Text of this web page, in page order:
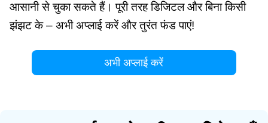
आसानी से चुका सकते हैं। पूरी तरह डिजिटल और बिना किसी
झंझट के – अभी अप्लाई करें और तुरंत फंड पाएं!
अभी अप्लाई करें